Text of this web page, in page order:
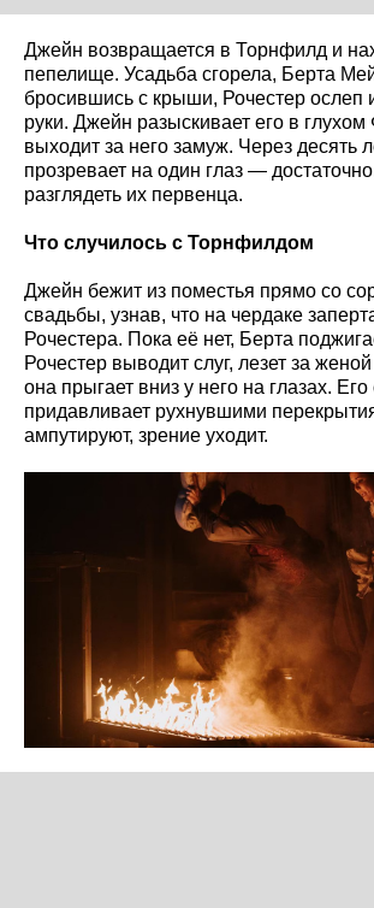
Джейн возвращается в Торнфилд и
пепелище. Усадьба сгорела, Берта
бросившись с крыши, Рочестер ослеп
руки. Джейн разыскивает его в
выходит за него замуж. Через десять
прозревает на один глаз —
разглядеть их первенца.
Что случилось с Торнфилдом
Джейн бежит из поместья прямо со
свадьбы, узнав, что на чердаке
Рочестера. Пока её нет, Берта
Рочестер выводит слуг, лезет за
она прыгает вниз у него на глазах. Его
придавливает рухнувшими
ампутируют, зрение уходит.